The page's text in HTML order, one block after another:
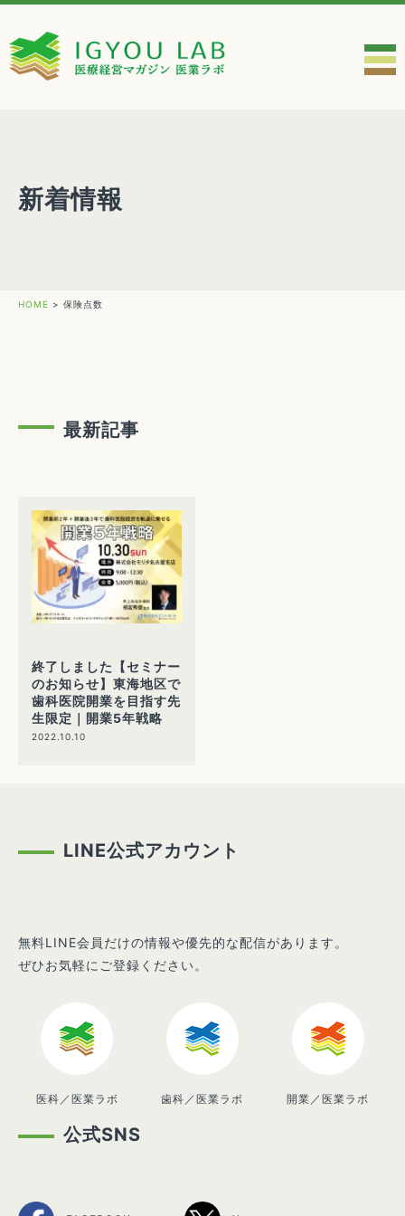
新着情報
HOME > 保険点数
最新記事
終了しました【セミナー
のお知らせ】東海地区で
歯科医院開業を目指す先
生限定｜開業5年戦略
2022.10.10
LINE公式アカウント
無料LINE会員だけの情報や優先的な配信があります。
ぜひお気軽にご登録ください。
医科／医業ラボ 歯科／医業ラボ 開業／医業ラボ
公式SNS